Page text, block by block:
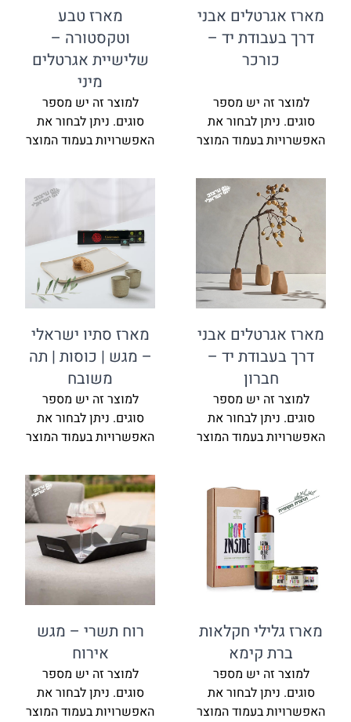
מארז אגרטלים אבני
דרך בעבודת יד –
כורכר
למוצר זה יש מספר
סוגים. ניתן לבחור את
האפשרויות בעמוד המוצר
מארז טבע
וטקסטורה –
שלישיית אגרטלים
מיני
למוצר זה יש מספר
סוגים. ניתן לבחור את
האפשרויות בעמוד המוצר
מארז אגרטלים אבני
דרך בעבודת יד –
חברון
למוצר זה יש מספר
סוגים. ניתן לבחור את
האפשרויות בעמוד המוצר
מארז סתיו ישראלי
– מגש | כוסות | תה
משובח
למוצר זה יש מספר
סוגים. ניתן לבחור את
האפשרויות בעמוד המוצר
מארז גלילי חקלאות
ברת קימא
למוצר זה יש מספר
סוגים. ניתן לבחור את
האפשרויות בעמוד המוצר
רוח תשרי – מגש
אירוח
למוצר זה יש מספר
סוגים. ניתן לבחור את
האפשרויות בעמוד המוצר